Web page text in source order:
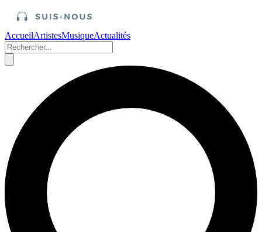
AccueilArtistesMusiqueActualités